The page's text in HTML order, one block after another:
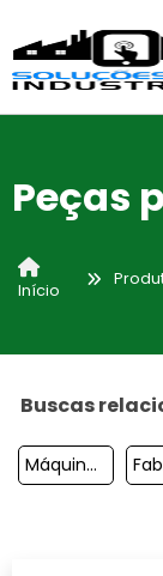
Peças
Início
Buscas
Máquina Injetora De Calçados